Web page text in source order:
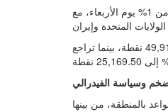
دبي - بسام راشد - أخبار الفوركس اليوم أغلقت مؤشرات الأسهم الأمريكية الرئيسية على انخفاض بأكثر من 1% يوم الأربعاء، مع
وعند الإغلاق، هبط مؤشر داو جونز الصناعي 953.33 نقطة أو 1.87% إلى 49,918.78 نقطة، بينما تراجع S&P 500 بنسبة 1.62% إلى
وسياسة الفيدرالي
بالمنطقة، من بينها